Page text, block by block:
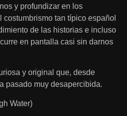
y profundizar en los
tan típico español
de las historias e incluso
en pantalla casi sin darnos
y original que, desde
pasado muy desapercibida.
Water)